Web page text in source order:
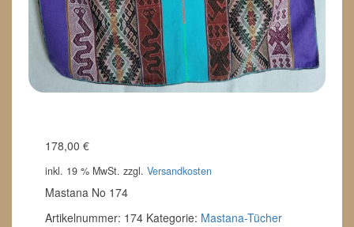
178,00 €
inkl. 19 % MwSt. zzgl. Versandkosten
Mastana No 174
Artikelnummer: 174 Kategorie: Mastana-Tücher